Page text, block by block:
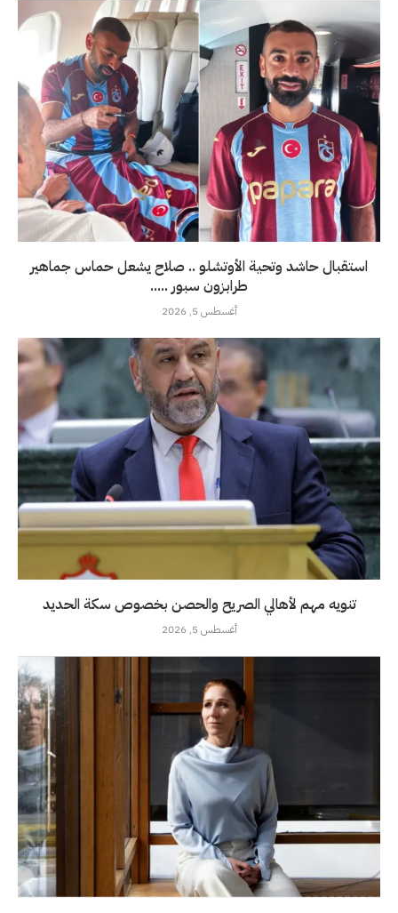
استقبال حاشد وتحية الأوتشلو .. صلاح يشعل حماس جماهير
طرابزون سبور .....
أغسطس 5, 2026
تنويه مهم لأهالي الصريح والحصن بخصوص سكة الحديد
أغسطس 5, 2026